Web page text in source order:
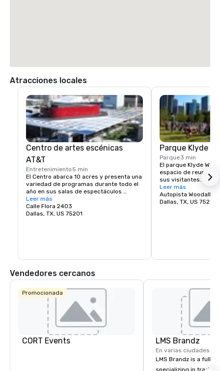
Atracciones locales
Centro de artes escénicas
AT&T
Entretenimiento 5 min
El Centro abarca 10 acres y presenta una
variedad de programas durante todo el
año en sus salas de espectáculos
interiores y exteriores, incluyendo la
serie Lexus Broadway y, en asociación
con TITAS, danza contemporánea y
Theatre Center, Dallas Black Dance
Martinez Ballet Folklorico.
Leer más
Calle Flora 2403
Dallas, TX, US 75201
Parque Klyde
Parque3 min
El parque Klyde
espacio de reunión
sus visitantes. El
5,2 acres es un
construido sobre la
Woodall Rodgers,
Leer más
Autopista Woodall
Dallas, TX, US 75201
Vendedores cercanos
Promocionada
CORT Events LMS Brandz
En varias ciudades
LMS Brandz is a full-